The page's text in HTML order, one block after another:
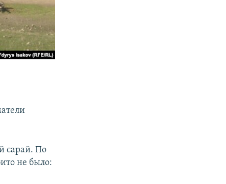
сарай. По
не было: